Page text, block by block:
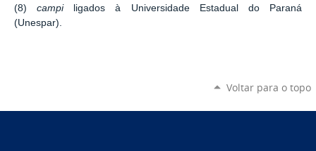
(8)campiligados à Universidade Estadual do Paraná
(Unespar).
Voltar para o topo